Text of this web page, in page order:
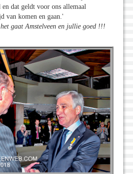
dat geldt voor ons allemaal
van komen en gaan.'
gaat Amstelveen en jullie goed !!!